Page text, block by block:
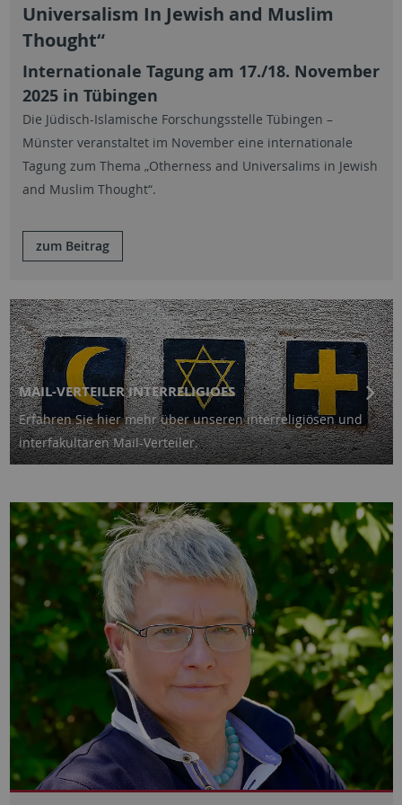
Universalism In Jewish and Muslim
Thought“
Internationale Tagung am 17./18. November
2025 in Tübingen
Die Jüdisch-Islamische Forschungsstelle Tübingen –
Münster veranstaltet im November eine internationale
Tagung zum Thema „Otherness and Universalims in Jewish
and Muslim Thought“.
zum Beitrag
MAIL-VERTEILER INTERRELIGIOES
Erfahren Sie hier mehr über unseren interreligiösen und
interfakultären Mail-Verteiler.